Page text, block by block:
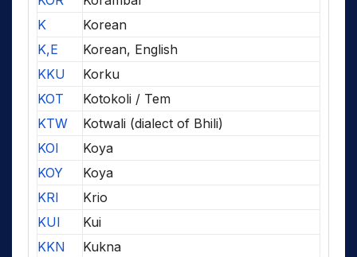
K
Korean
K,E
Korean, English
KKU
Korku
KOT
Kotokoli / Tem
KTW
Kotwali (dialect of Bhili)
KOI
Koya
KOY
Koya
KRI
Krio
KUI
Kui
KKN
Kukna